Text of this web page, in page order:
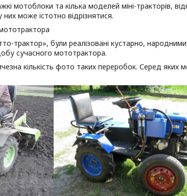
мотоблоки та кілька моделей міні-тракторів,
може істотно відрізнятися.
трактор», були реалізовані кустарно,
сучасного мототрактора.
кількість фото таких переробок. Серед яких